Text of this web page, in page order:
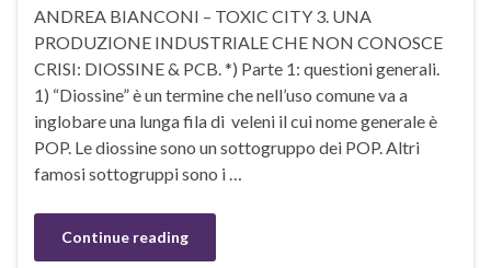
ANDREA BIANCONI – TOXIC CITY 3. UNA
PRODUZIONE INDUSTRIALE CHE NON CONOSCE
CRISI: DIOSSINE & PCB. *) Parte 1: questioni generali.
1) “Diossine” è un termine che nell’uso comune va a
inglobare una lunga fila di veleni il cui nome generale è
POP. Le diossine sono un sottogruppo dei POP. Altri
famosi sottogruppi sono i …
Continue reading